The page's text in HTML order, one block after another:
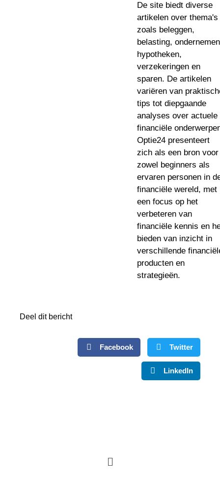
De site biedt diverse
artikelen over thema's
zoals beleggen,
belasting,
hypotheken,
verzekeringen en
sparen. De artikelen
variëren van
tips tot diepgaande
analyses over actuele
financiële
Optie24 presenteert
zich als een bron voor
zowel beginners als
ervaren personen in
financiële wereld, met
een focus op het
verbeteren van
financiële kennis en
bieden van inzicht in
verschillende
producten en
strategieën.
Deel dit bericht
Facebook Twitter
LinkedIn